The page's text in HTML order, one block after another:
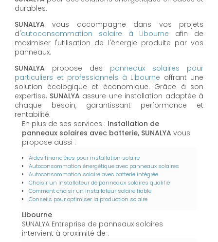
durables.
SUNALYA vous accompagne dans vos projets
d'autoconsommation solaire à Libourne afin de
maximiser l'utilisation de l'énergie produite par vos
panneaux.
SUNALYA propose des panneaux solaires pour
particuliers et professionnels à Libourne offrant une
solution écologique et économique. Grâce à son
expertise, SUNALYA assure une installation adaptée à
chaque besoin, garantissant performance et
rentabilité.
En plus de ses services : Installation de
panneaux solaires avec batterie, SUNALYA vous
propose aussi :
Aides financières pour installation solaire
Autoconsommation énergétique avec panneaux solaires
Autoconsommation solaire avec batterie intégrée
Choisir un installateur de panneaux solaires qualifié
Comment choisir un installateur solaire fiable
Conseils pour optimiser la production solaire
Libourne
SUNALYA Entreprise de panneaux solaires
intervient à proximité de :